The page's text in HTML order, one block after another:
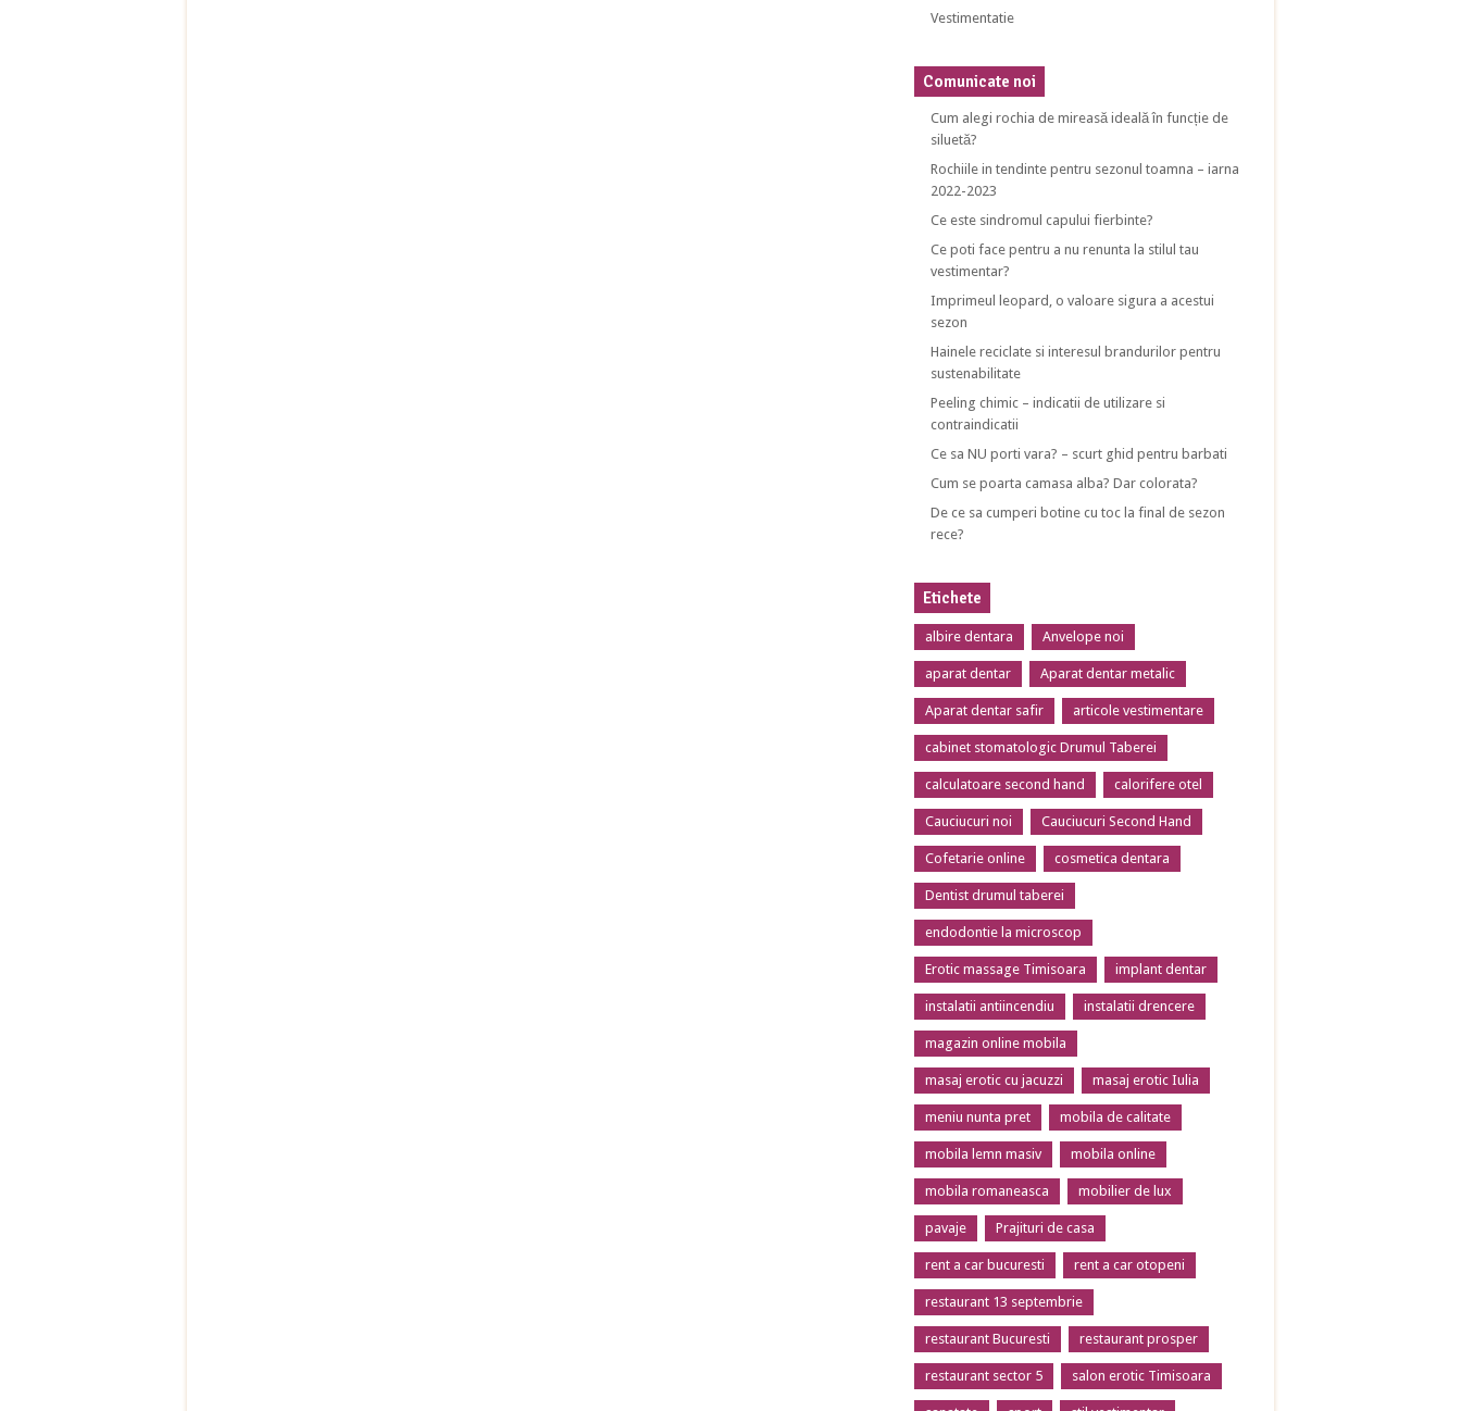
Vestimentatie
Comunicate noi
Cum alegi rochia de mireasă ideală în funcție de
siluetă?
Rochiile in tendinte pentru sezonul toamna – iarna
2022-2023
Ce este sindromul capului fierbinte?
Ce poti face pentru a nu renunta la stilul tau
vestimentar?
Imprimeul leopard, o valoare sigura a acestui
sezon
Hainele reciclate si interesul brandurilor pentru
sustenabilitate
Peeling chimic – indicatii de utilizare si
contraindicatii
Ce sa NU porti vara? – scurt ghid pentru barbati
Cum se poarta camasa alba? Dar colorata?
De ce sa cumperi botine cu toc la final de sezon
rece?
Etichete
albire dentara Anvelope noi
aparat dentar Aparat dentar metalic
Aparat dentar safir articole vestimentare
cabinet stomatologic Drumul Taberei
calculatoare second hand calorifere otel
Cauciucuri noi Cauciucuri Second Hand
Cofetarie online cosmetica dentara
Dentist drumul taberei
endodontie la microscop
Erotic massage Timisoara implant dentar
instalatii antiincendiu instalatii drencere
magazin online mobila
masaj erotic cu jacuzzi masaj erotic Iulia
meniu nunta pret mobila de calitate
mobila lemn masiv mobila online
mobila romaneasca mobilier de lux
pavaje Prajituri de casa
rent a car bucuresti rent a car otopeni
restaurant 13 septembrie
restaurant Bucuresti restaurant prosper
restaurant sector 5 salon erotic Timisoara